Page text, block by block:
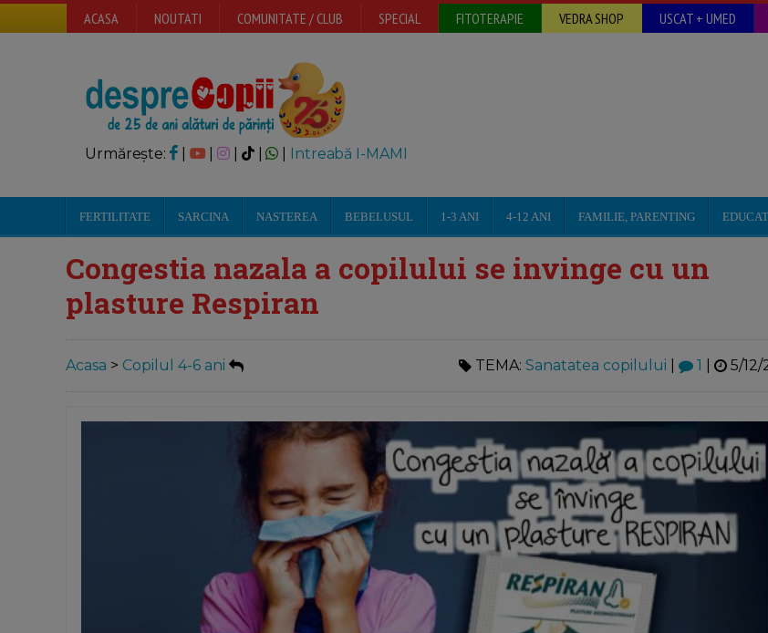
ACASA NOUTATI COMUNITATE / CLUB SPECIAL FITOTERAPIE VEDRA SHOP USCAT + UMED
Urmărește: | | Intreabă I-MAMI
FERTILITATE SARCINA NASTEREA BEBELUSUL 1-3 ANI 4-12 ANI FAMILIE, PARENTING
Congestia nazala a copilului se invinge cu un
plasture Respiran
Acasa > Copilul 4-6 ani TEMA: Sanatatea copilului 1 5/12/